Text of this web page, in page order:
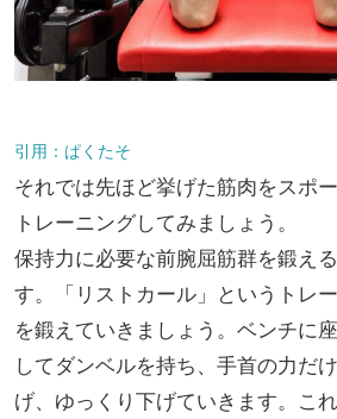
引用：ぱくたそ
それでは先ほど挙げた筋肉をスポ
トレーニングしてみましょう。
保持力に必要な前腕屈筋群を鍛え
す。「リストカール」というトレ
を鍛えていきましょう。ベンチに
してダンベルを持ち、手首の力だ
げ、ゆっくり下げていきます。こ